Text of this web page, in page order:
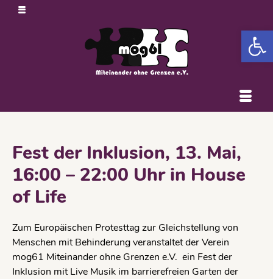
Fest der Inklusion, 13. Mai,
16:00 – 22:00 Uhr in House
of Life
Zum Europäischen Protesttag zur Gleichstellung von
Menschen mit Behinderung veranstaltet der Verein
mog61 Miteinander ohne Grenzen e.V. ein Fest der
Inklusion mit Live Musik im barrierefreien Garten der